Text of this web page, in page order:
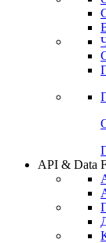
API & Data